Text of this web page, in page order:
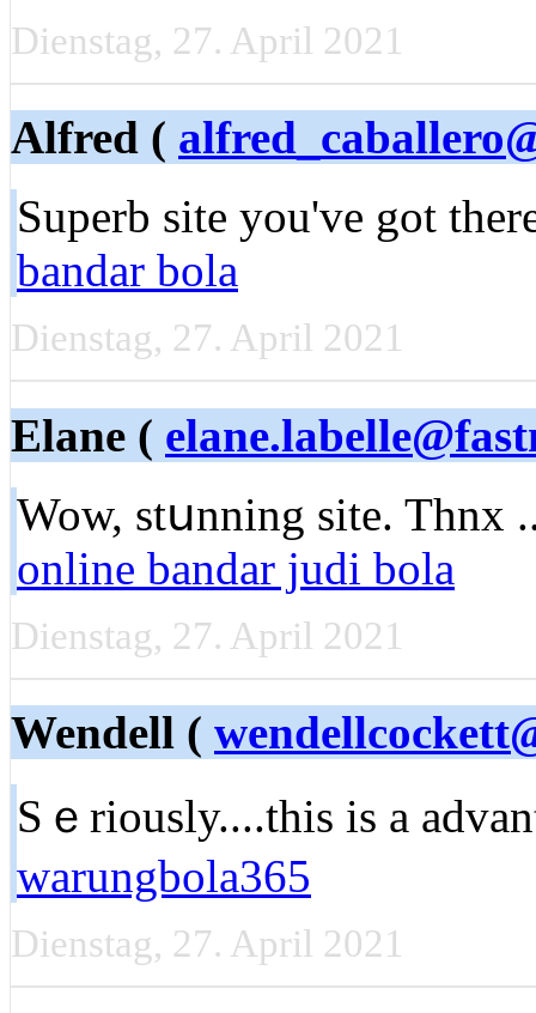
Dienstag, 27. April 2021
Alfred (
Superb site уou've got
bandar bola
Dienstag, 27. April 2021
Elane (
Wow, stսnning site. Thnx
online bandar judi bola
Dienstag, 27. April 2021
Wendell (
Sｅriously....this is a
warungbola365
Dienstag, 27. April 2021